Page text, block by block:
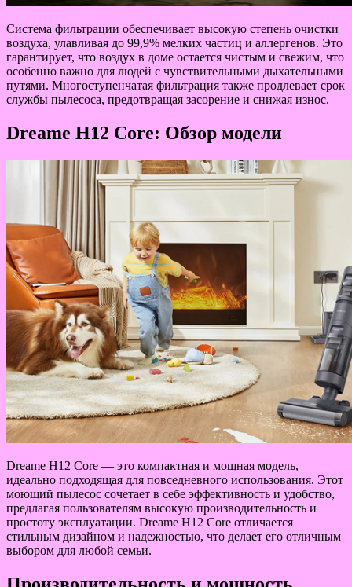
Система фильтрации обеспечивает высокую степень очистки
воздуха, улавливая до 99,9% мелких частиц и аллергенов. Это
гарантирует, что воздух в доме остается чистым и свежим, что
особенно важно для людей с чувствительными дыхательными
путями. Многоступенчатая фильтрация также продлевает срок
службы пылесоса, предотвращая засорение и снижая износ.
Dreame H12 Core: Обзор модели
Dreame H12 Core — это компактная и мощная модель,
идеально подходящая для повседневного использования. Этот
моющий пылесос сочетает в себе эффективность и удобство,
предлагая пользователям высокую производительность и
простоту эксплуатации. Dreame H12 Core отличается
стильным дизайном и надежностью, что делает его отличным
выбором для любой семьи.